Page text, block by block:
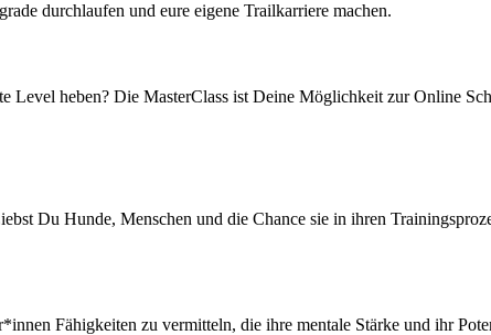
durchlaufen und eure eigene Trailkarriere machen.
heben? Die MasterClass ist Deine Möglichkeit zur Online
Du Hunde, Menschen und die Chance sie in ihren
Fähigkeiten zu vermitteln, die ihre mentale Stärke und ihr